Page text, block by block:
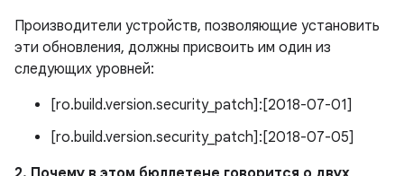
Производители устройств, позволяющие установить
эти обновления, должны присвоить им один из
следующих уровней:
[ro.build.version.security_patch]:[2018-07-01]
[ro.build.version.security_patch]:[2018-07-05]